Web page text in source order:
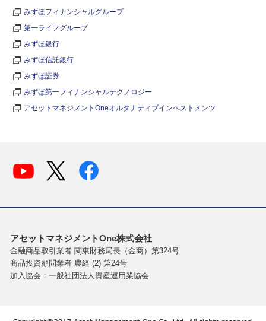
みずほフィナンシャルグループ
第一ライフグループ
みずほ銀行
みずほ信託銀行
みずほ証券
みずほ第一フィナンシャルテクノロジー
アセットマネジメントOneオルタナティブインベストメンツ
アセットマネジメントOne株式会社
金融商品取引業者 関東財務局長（金商）第324号
商品投資顧問業者 農経 (2) 第24号
加入協会：一般社団法人資産運用業協会